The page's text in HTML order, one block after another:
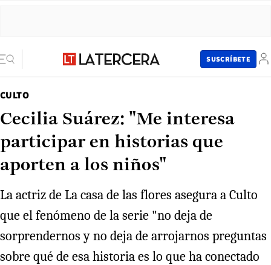
SUSCRÍBETE
CULTO
Cecilia Suárez: "Me interesa
participar en historias que
aporten a los niños"
La actriz de La casa de las flores asegura a Culto
que el fenómeno de la serie "no deja de
sorprendernos y no deja de arrojarnos preguntas
sobre qué de esa historia es lo que ha conectado